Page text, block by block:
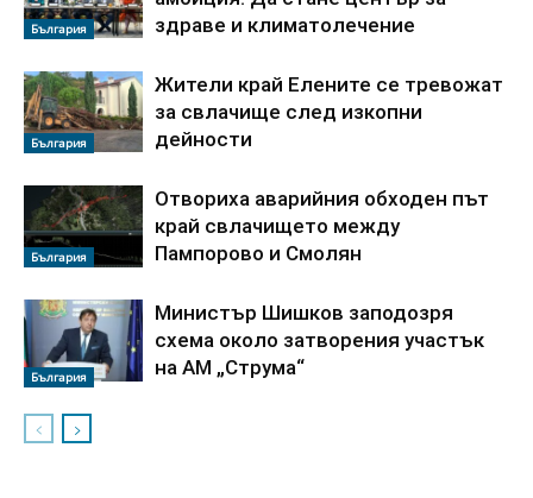
България
здраве и климатолечение
България
Жители край Елените се тревожат
за свлачище след изкопни
дейности
България
Отвориха аварийния обходен път
край свлачището между
Пампорово и Смолян
България
Министър Шишков заподозря
схема около затворения участък
на АМ „Струма“